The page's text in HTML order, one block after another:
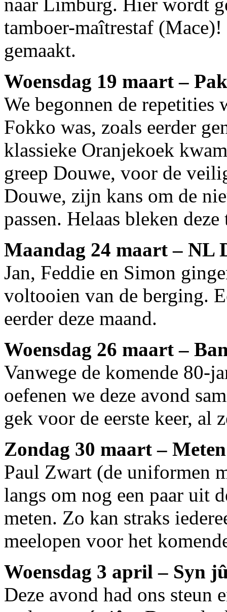
tamboer-maîtrestaf
gemaakt.
Woensdag 19 maart –
We begonnen de repetities
Fokko was, zoals eerder
klassieke Oranjekoek
greep Douwe, voor de
Douwe, zijn kans om de
passen. Helaas bleken
Maandag 24 maart – NL
Jan, Feddie en Simon
voltooien van de berging.
eerder deze maand.
Woensdag 26 maart –
Vanwege de komende 80-
oefenen we deze avond
gek voor de eerste keer, al
Zondag 30 maart –
Paul Zwart (de uniformen
langs om nog een paar uit
meten. Zo kan straks
meelopen voor het
Woensdag 3 april – Syn
Deze avond had ons steun